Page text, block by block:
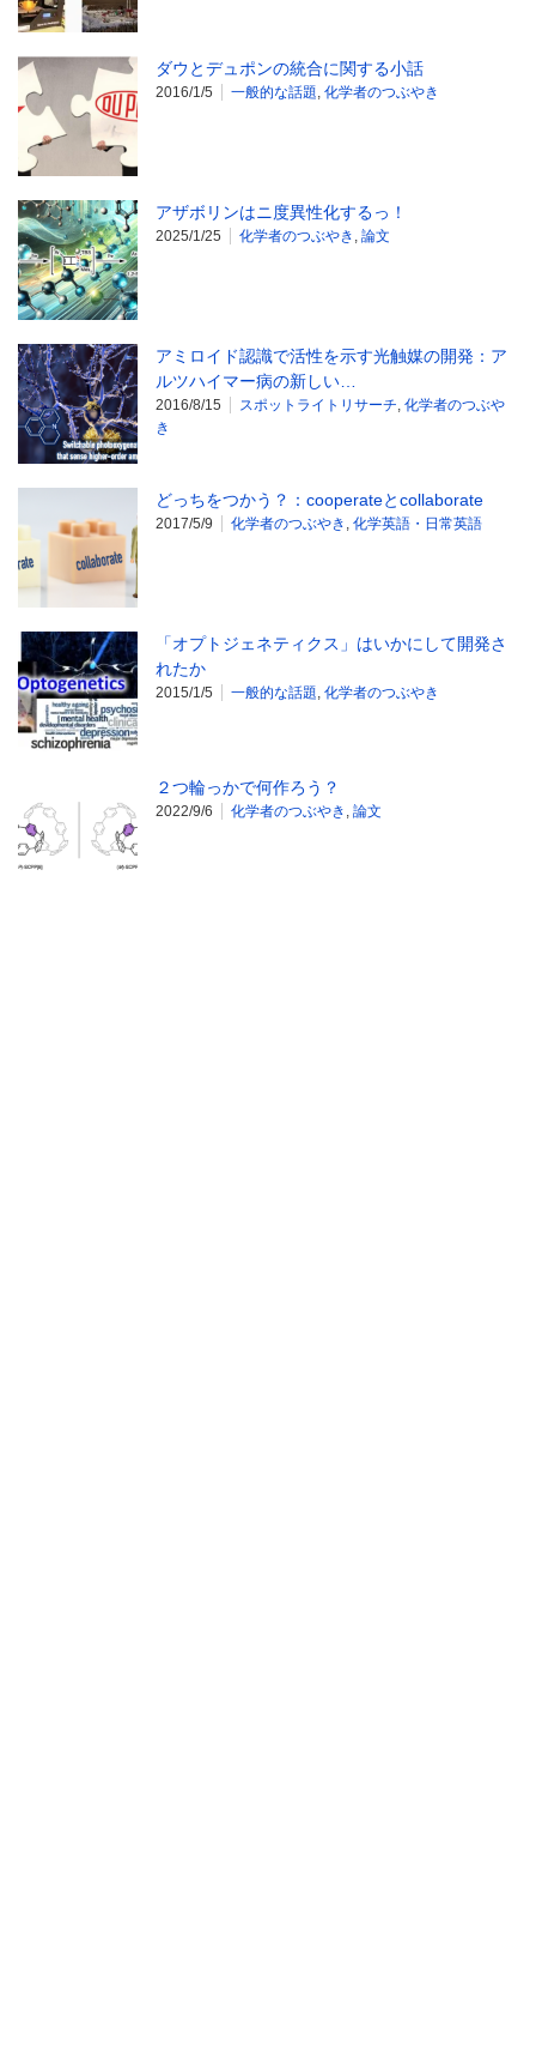
ダウとデュポンの統合に関する小話
2016/1/5 一般的な話題, 化学者のつぶやき
アザボリンはニ度異性化するっ！
2025/1/25 化学者のつぶやき , 論文
アミロイド認識で活性を示す光触媒の開発：ア
ルツハイマー病の新しい…
2016/8/15 スポットライトリサーチ, 化学者のつぶや
き
どっちをつかう？：cooperateとcollaborate
2017/5/9 化学者のつぶやき , 化学英語・日常英語
「オプトジェネティクス」はいかにして開発さ
れたか
2015/1/5 一般的な話題, 化学者のつぶやき
２つ輪っかで何作ろう？
2022/9/6 化学者のつぶやき , 論文